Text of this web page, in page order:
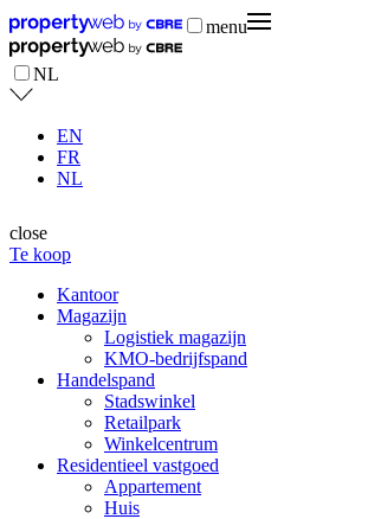
menu
NL
EN
FR
NL
close
Te koop
Kantoor
Magazijn
Logistiek magazijn
KMO-bedrijfspand
Handelspand
Stadswinkel
Retailpark
Winkelcentrum
Residentieel vastgoed
Appartement
Huis